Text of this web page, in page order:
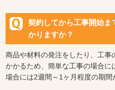
契約してから工事開始ま
かりますか？
商品や材料の発注をしたり、工
かかるため、簡単な工事の場合
場合には2週間～1ヶ月程度の期間